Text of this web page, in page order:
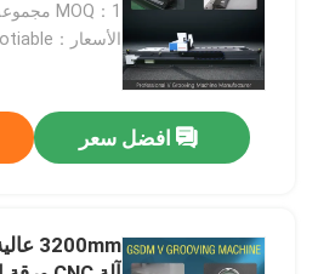
منتجات
MOQ：1 مجموعة
الأسعار：negotiable
افضل سعر